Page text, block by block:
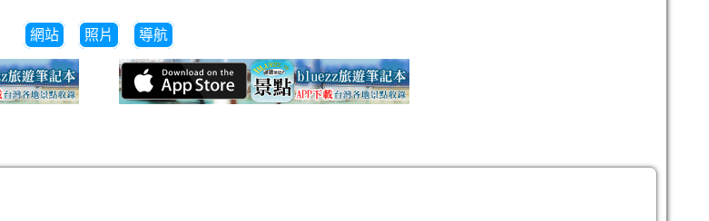
網站 照片 導航